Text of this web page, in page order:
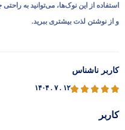
استفاده از این نوک‌ها، می‌توانید به
و از نوشتن لذت بیشتری ببرید.
کاربر ناشناس
۱۴۰۴ . ۷ . ۱۲
کاربر